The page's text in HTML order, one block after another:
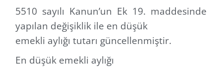
5510 sayılı Kanun’un Ek 19. maddesinde
yapılan değişiklik ile en düşük
emekli aylığı tutarı güncellenmiştir.
En düşük emekli aylığı